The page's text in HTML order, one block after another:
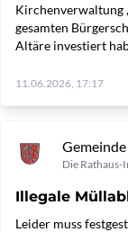
Kirchenverwaltung
gesamten
Altäre investiert
11.06.2026, 17:17
Die Rathaus-
Illegale
Leider muss